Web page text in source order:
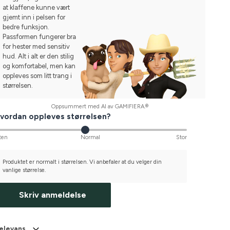
at klaffene kunne vært
gjemt inn i pelsen for
bedre funksjon.
Passformen fungerer bra
for hester med sensitiv
hud. Alt i alt er den stilig
og komfortabel, men kan
oppleves som litt trang i
størrelsen.
Oppsummert med AI av GAMIFIERA.®
oppleves størrelsen?
Normal Stor
Produktet er normalt i størrelsen. Vi anbefaler at du velger din
vanlige størrelse.
Skriv anmeldelse